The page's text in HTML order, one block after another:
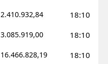
2.410.932,84 18:10
3.085.919,00 18:10
16.466.828,19 18:10